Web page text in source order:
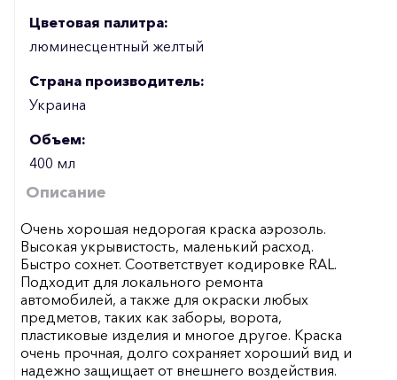
Цветовая палитра:
люминесцентный желтый
Страна производитель:
Украина
Объем:
400 мл
Описание
Очень хорошая недорогая краска аэрозоль.
Высокая укрывистость, маленький расход.
Быстро сохнет. Соответствует кодировке RAL.
Подходит для локального ремонта
автомобилей, а также для окраски любых
предметов, таких как заборы, ворота,
пластиковые изделия и многое другое. Краска
очень прочная, долго сохраняет хороший вид и
надежно защищает от внешнего воздействия.